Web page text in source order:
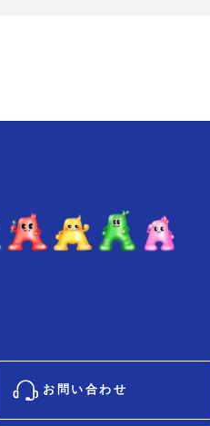
お問い合わせ